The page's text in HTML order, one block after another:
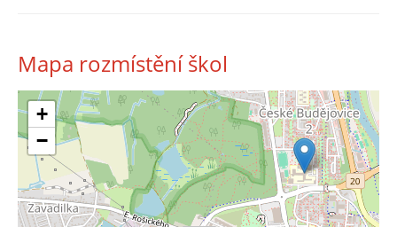
Mapa rozmístění škol
+
−